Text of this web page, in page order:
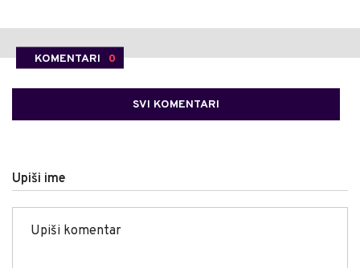
KOMENTARI 0
SVI KOMENTARI
Upiši ime